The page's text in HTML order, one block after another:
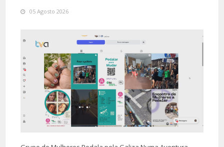
05 Agosto 2026